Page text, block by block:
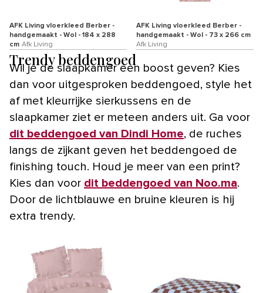
AFK Living vloerkleed Berber -
handgemaakt - Wol - 184 x 288
cm Afk Living
AFK Living vloerkleed Berber -
handgemaakt - Wol - 73 x 266 cm
Afk Living
Trendy beddengoed
Wil je de slaapkamer een boost geven? Kies
dan voor uitgesproken beddengoed, style het
af met kleurrijke sierkussens en de
slaapkamer ziet er meteen anders uit. Ga voor
dit beddengoed van Dindi Home, de ruches
langs de zijkant geven het beddengoed de
finishing touch. Houd je meer van een print?
Kies dan voor dit beddengoed van Noo.ma.
Door de lichtblauwe en bruine kleuren is hij
extra trendy.